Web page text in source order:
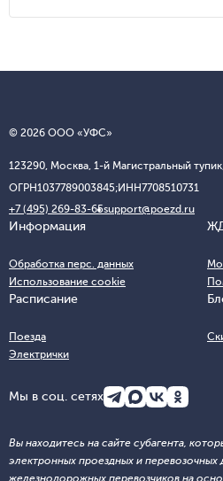
© 2026 ООО «УФС»
123290, Москва, 1-й Магистральный
ОГРН1037789003845;ИНН7708510731
+7 (495) 269-83-65support@poezd.ru
Информация
Обработка перс. данных
Использование cookie
Расписание
Поезда
Электрички
Мы в соц. сетях
Вы находитесь на сайте субагента,
электронных проездных и перевозочных
железнодорожных перевозчиков на